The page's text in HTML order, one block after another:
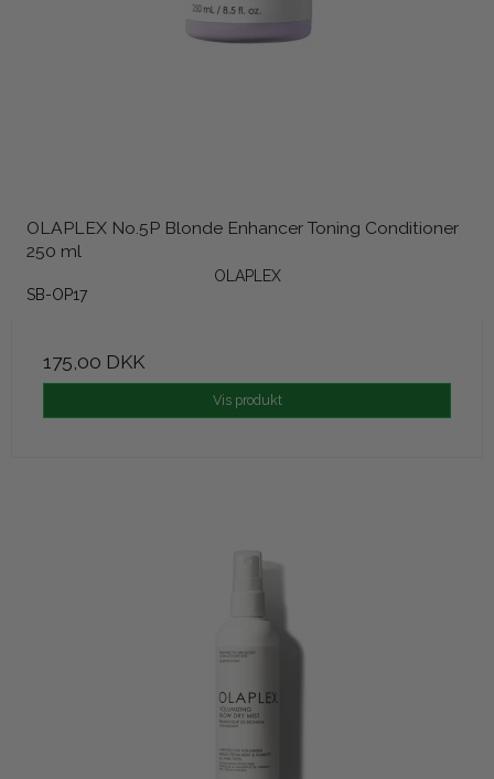
OLAPLEX No.5P Blonde Enhancer Toning Conditioner
250 ml
OLAPLEX
SB-OP17
175,00 DKK
Vis produkt